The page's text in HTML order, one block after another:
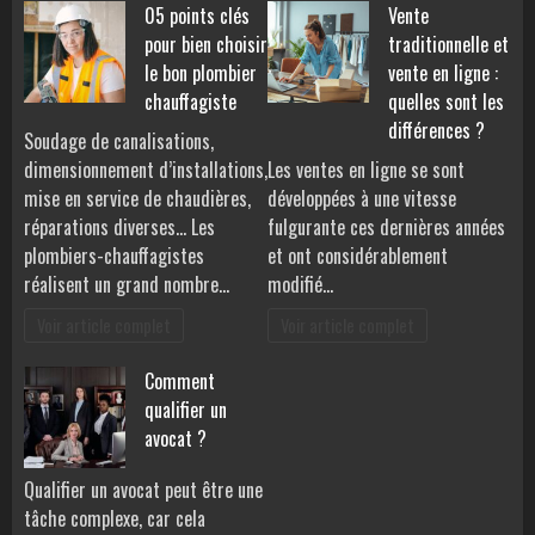
05 points clés
pour bien choisir
le bon plombier
chauffagiste
Soudage de canalisations,
dimensionnement d’installations,
mise en service de chaudières,
réparations diverses… Les
plombiers-chauffagistes
réalisent un grand nombre…
Vente
traditionnelle et
vente en ligne :
quelles sont les
différences ?
Les ventes en ligne se sont
développées à une vitesse
fulgurante ces dernières années
et ont considérablement
modifié…
Comment
qualifier un
avocat ?
Qualifier un avocat peut être une
tâche complexe, car cela